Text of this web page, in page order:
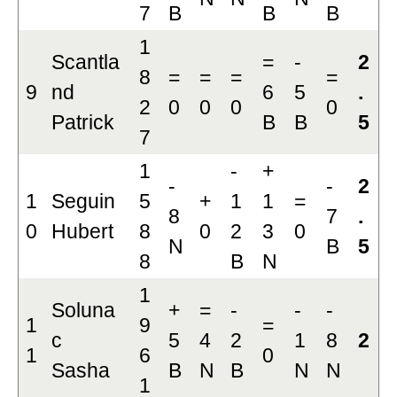
7
B
B
B
9
Scantla
nd
Patrick
1
8
2
7
=
0
=
0
=
0
=
6
B
-
5
B
=
0
2
.
5
1
0
Seguin
Hubert
1
5
8
8
-
8
N
+
0
-
1
2
B
+
1
3
N
=
0
-
7
B
2
.
5
1
1
Soluna
c
Sasha
1
9
6
1
+
5
B
=
4
N
-
2
B
=
0
-
1
N
-
8
N
2